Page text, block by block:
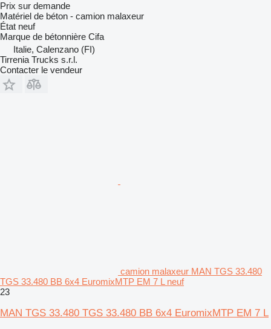
Prix sur demande
Matériel de béton - camion malaxeur
État neuf
Marque de bétonnière Cifa
Italie, Calenzano (FI)
Tirrenia Trucks s.r.l.
Contacter le vendeur
camion malaxeur MAN TGS 33.480
TGS 33.480 BB 6x4 EuromixMTP EM 7 L neuf
23
MAN TGS 33.480 TGS 33.480 BB 6x4 EuromixMTP EM 7 L